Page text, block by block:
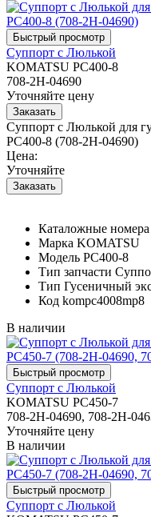
Суппорт с Люлькой
KOMATSU PC400-8
708-2H-04690
Уточняйте цену
Суппорт с Люлькой для
PC400-8 (708-2H-04690)
Цена:
Уточняйте
Каталожные номера
Марка KOMATSU
Модель PC400-8
Тип запчасти
Тип Гусеничный
Код kompc4008mp8
В наличии
Суппорт с Люлькой
KOMATSU PC450-7
708-2H-04690, 708-2H-
Уточняйте цену
В наличии
Суппорт с Люлькой